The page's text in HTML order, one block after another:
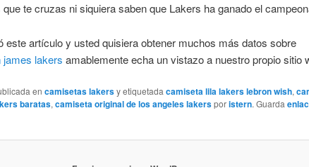
te cruzas ni siquiera saben que Lakers ha ganado el
este artículo y usted quisiera obtener muchos más datos sobre
lakers amablemente echa un vistazo a nuestro propio sitio
en camisetas lakersy etiquetada camiseta lila lakers lebron wish,
baratas, camiseta original de los angeles lakersporistern. Guarda